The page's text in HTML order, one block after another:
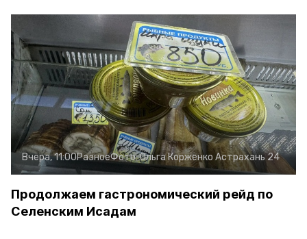
Вчера, 11:00РазноеФото:Ольга Корженко Астрахань 24
Продолжаем гастрономический рейд по
Селенским Исадам